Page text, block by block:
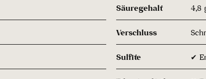
Säuregehalt 4,8
Verschluss
Sulfite ✔